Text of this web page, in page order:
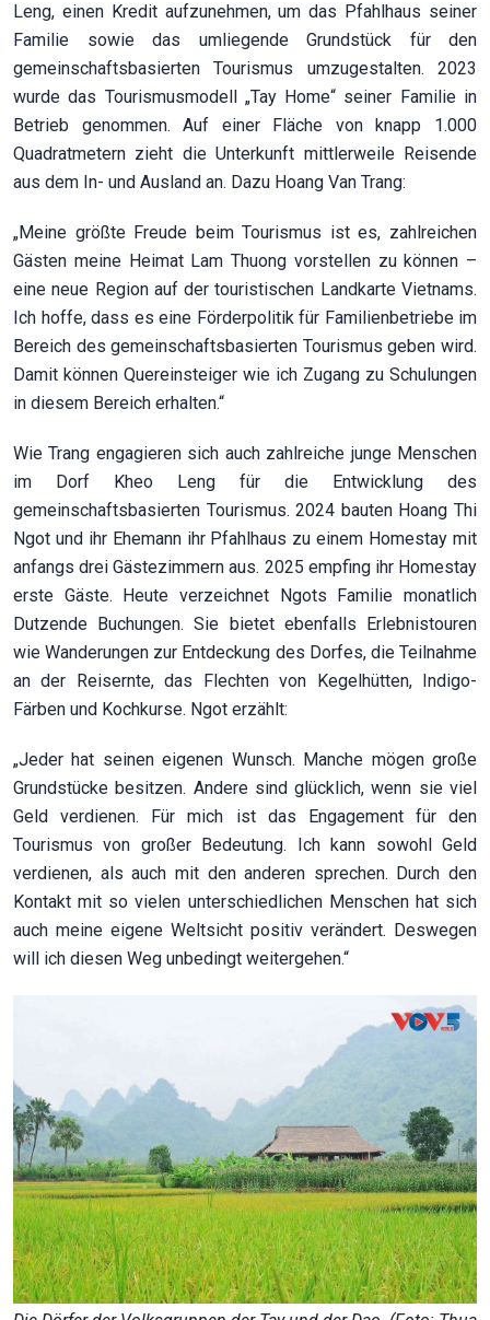
Leng, einen Kredit aufzunehmen, um das Pfahlhaus seiner
Familie sowie das umliegende Grundstück für den
gemeinschaftsbasierten Tourismus umzugestalten. 2023
wurde das Tourismusmodell „Tay Home“ seiner Familie in
Betrieb genommen. Auf einer Fläche von knapp 1.000
Quadratmetern zieht die Unterkunft mittlerweile Reisende
aus dem In- und Ausland an. Dazu Hoang Van Trang:
„Meine größte Freude beim Tourismus ist es, zahlreichen
Gästen meine Heimat Lam Thuong vorstellen zu können –
eine neue Region auf der touristischen Landkarte Vietnams.
Ich hoffe, dass es eine Förderpolitik für Familienbetriebe im
Bereich des gemeinschaftsbasierten Tourismus geben wird.
Damit können Quereinsteiger wie ich Zugang zu Schulungen
in diesem Bereich erhalten.“
Wie Trang engagieren sich auch zahlreiche junge Menschen
im Dorf Kheo Leng für die Entwicklung des
gemeinschaftsbasierten Tourismus. 2024 bauten Hoang Thi
Ngot und ihr Ehemann ihr Pfahlhaus zu einem Homestay mit
anfangs drei Gästezimmern aus. 2025 empfing ihr Homestay
erste Gäste. Heute verzeichnet Ngots Familie monatlich
Dutzende Buchungen. Sie bietet ebenfalls Erlebnistouren
wie Wanderungen zur Entdeckung des Dorfes, die Teilnahme
an der Reisernte, das Flechten von Kegelhütten, Indigo-
Färben und Kochkurse. Ngot erzählt:
„Jeder hat seinen eigenen Wunsch. Manche mögen große
Grundstücke besitzen. Andere sind glücklich, wenn sie viel
Geld verdienen. Für mich ist das Engagement für den
Tourismus von großer Bedeutung. Ich kann sowohl Geld
verdienen, als auch mit den anderen sprechen. Durch den
Kontakt mit so vielen unterschiedlichen Menschen hat sich
auch meine eigene Weltsicht positiv verändert. Deswegen
will ich diesen Weg unbedingt weitergehen.“